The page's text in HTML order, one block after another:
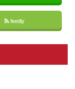
feedly